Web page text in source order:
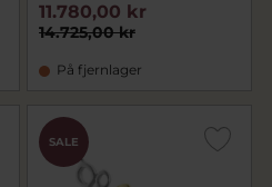
14.725,00 kr
11.780,00 kr
På fjernlager
SALE